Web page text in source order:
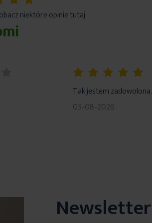
5%
niektóre opinie tutaj.
Tak jestem zadowolona.
05-08-2026
Newsletter